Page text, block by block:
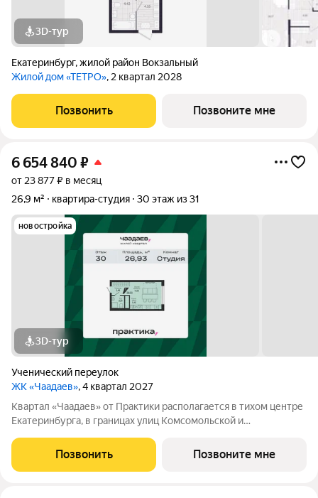
3D-тур
Екатеринбург,жилой район Вокзальный
Жилой дом «ТЕТРО», 2 квартал 2028
Позвонить Позвоните мне
6 654 840 ₽
от 23 877 ₽ в месяц
26,9 м²
квартира-студия 30 этаж из 31
новостройка
3D-тур
Ученический переулок
ЖК «Чаадаев», 4 квартал 2027
Квартал «Чаадаев» от Практики располагается в тихом центре
Екатеринбурга, в границах улиц Комсомольской и
предлагая резидентам тишину в центре города.В шаговой
доступности ведущие вузы, театры,
Позвонить Позвоните мне